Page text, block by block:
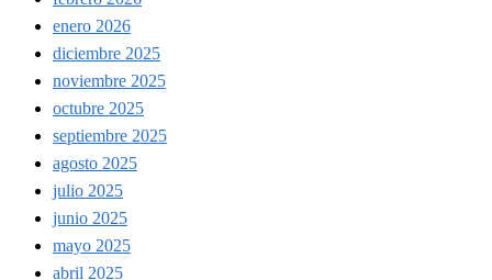
enero 2026
diciembre 2025
noviembre 2025
octubre 2025
septiembre 2025
agosto 2025
julio 2025
junio 2025
mayo 2025
abril 2025